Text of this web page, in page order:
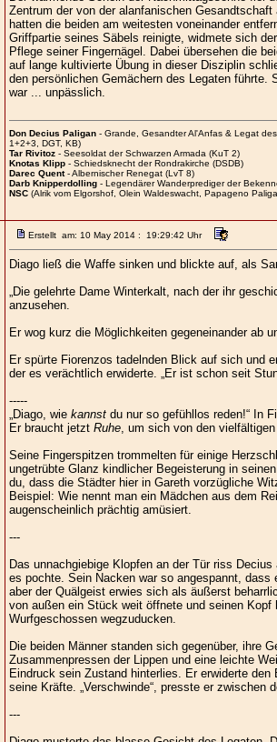
Zentrum der von der alanfanischen
hatten die beiden am weitesten voneinander
Griffpartie seines Säbels reinigte, widmete sich
Pflege seiner Fingernägel. Dabei übersehen die
auf lange kultivierte Übung in dieser Disziplin
den persönlichen Gemächern des Legaten
war ... unpässlich.
Don Decius Paligan- Grande, Gesandter Al'Anfas & Legat
1+2+3, DGT, KB)
Tar Rivitoz- Seesoldat der Schwarzen Armada (KuT 2)
Knotas Klipp- Schiedsknecht der Rondrakirche (DSDB)
Darec Quent- Albernischer Renegat (LvT 8)
Darb Knipperdolling- Legendärer Wanderprediger der
NSC(Alrik vom Elgorshof, Olein Waldeswacht, Papageno
Erstellt am: 10 May 2014 : 19:29:42 Uhr
Diago ließ die Waffe sinken und blickte auf, als
„Die gelehrte Dame Winterkalt, nach der ihr
anzusehen.
Er wog kurz die Möglichkeiten gegeneinander ab
Er spürte Fiorenzos tadelnden Blick auf sich und
der es verächtlich erwiderte. „Er ist schon seit
-----
„Diago, wie kannstdu nur so gefühllos reden!“ In
Er braucht jetzt Ruhe, um sich von den
Seine Fingerspitzen trommelten für einige
ungetrübte Glanz kindlicher Begeisterung in
du, dass die Städter hier in Gareth vorzügliche
Beispiel: Wie nennt man ein Mädchen aus dem
augenscheinlich prächtig amüsiert.
---
Das unnachgiebige Klopfen an der Tür riss
es pochte. Sein Nacken war so angespannt,
aber der Quälgeist erwies sich als äußerst
von außen ein Stück weit öffnete und seinen
Wurfgeschossen wegzuducken.
Die beiden Männer standen sich gegenüber, ihre
Zusammenpressen der Lippen und eine leichte
Eindruck sein Zustand hinterlies. Er erwiderte
seine Kräfte. „Verschwinde“, presste er zwischen
---